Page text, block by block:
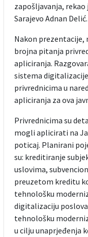
zapošljavanja,
Sarajevo Adnan Delić.
Nakon prezentacije,
brojna pitanja
apliciranja.
sistema
privrednicima u
apliciranja za ova
Privrednicima su
mogli aplicirati na
poticaj. Planirani
su: kreditiranje
uslovima,
preuzetom kreditu
tehnološku
digitalizaciju
tehnološku
u cilju unaprjeđenja